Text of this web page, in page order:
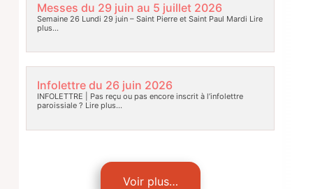
Messes du 29 juin au 5 juillet 2026
Semaine 26 Lundi 29 juin – Saint Pierre et Saint Paul Mardi Lire
plus…
Infolettre du 26 juin 2026
INFOLETTRE | Pas reçu ou pas encore inscrit à l’infolettre
paroissiale ? Lire plus…
Voir plus…